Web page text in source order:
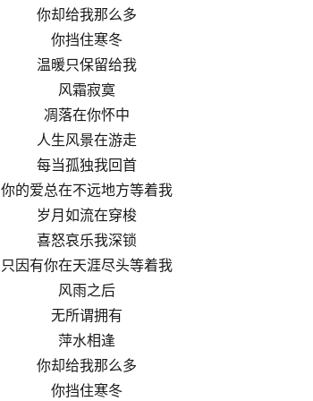
你却给我那么多
你挡住寒冬
温暖只保留给我
风霜寂寞
凋落在你怀中
人生风景在游走
每当孤独我回首
你的爱总在不远地方等着我
岁月如流在穿梭
喜怒哀乐我深锁
只因有你在天涯尽头等着我
风雨之后
无所谓拥有
萍水相逢
你却给我那么多
你挡住寒冬